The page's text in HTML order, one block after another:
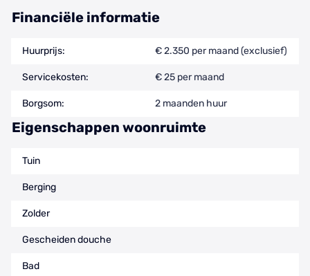
Financiële informatie
Huurprijs: € 2.350 per maand (exclusief)
Servicekosten: € 25 per maand
Borgsom: 2 maanden huur
Eigenschappen woonruimte
Tuin
Berging
Zolder
Gescheiden douche
Bad